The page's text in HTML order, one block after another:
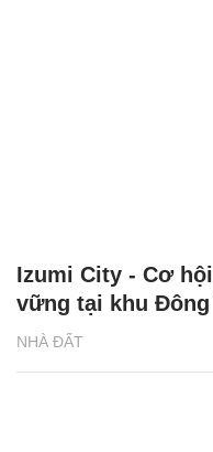
NHÀ ĐẤT
Izumi City - Cơ
vững tại khu Đông